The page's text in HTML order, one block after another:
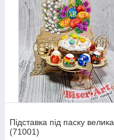
Підставка під паску велика
(71001)